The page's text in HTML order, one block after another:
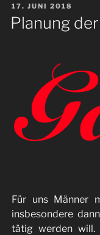
VERÖFFENTLICHT
AM
17. JUNI 2018
Planung der
Für uns Männer
insbesondere
tätig werden will.